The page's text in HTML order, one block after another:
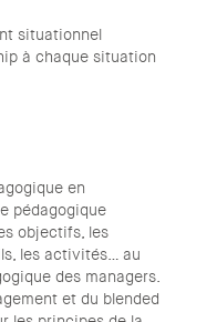
situationnel
à chaque situation
en
pédagogique
objectifs, les
les activités… au
des managers.
et du blended